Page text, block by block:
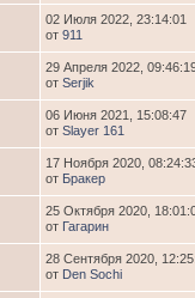
02 Июля 2022, 23:14:01
от 911
29 Апреля 2022,
от Serjik
06 Июня 2021, 15:08:47
от Slayer 161
17 Ноября 2020,
от Бракер
25 Октября 2020,
от Гагарин
28 Сентября 2020,
от Den Sochi